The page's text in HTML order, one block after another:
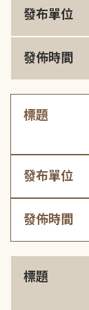
發布單位
發佈時間
標題
發布單位
發佈時間
標題